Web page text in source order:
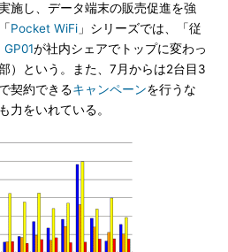
施し、データ端末の販売促進を強
Pocket WiFi 」シリーズでは、「従
GP01が社内シェアでトップに変わっ
）という。また、7月からは2台目3
契約できるキャンペーンを行うな
力をいれている。